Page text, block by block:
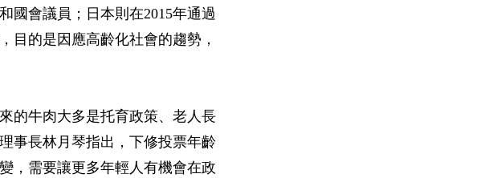
國會議員；日本則在2015年通過
目的是因應高齡化社會的趨勢，
的牛肉大多是托育政策、老人長
事長林月琴指出，下修投票年齡
，需要讓更多年輕人有機會在政